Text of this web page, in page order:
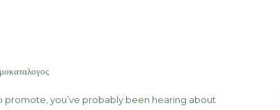
promote, you’ve probably been hearing about